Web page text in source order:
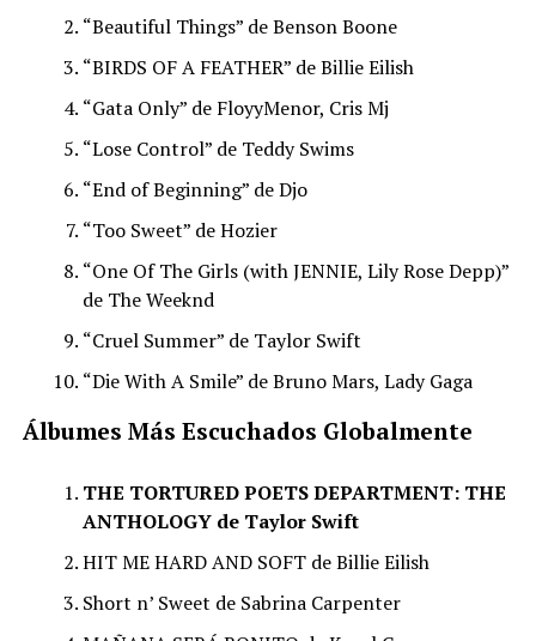
“Beautiful Things” de Benson Boone
“BIRDS OF A FEATHER” de Billie Eilish
“Gata Only” de FloyyMenor, Cris Mj
“Lose Control” de Teddy Swims
“End of Beginning” de Djo
“Too Sweet” de Hozier
“One Of The Girls (with JENNIE, Lily Rose Depp)”
de The Weeknd
“Cruel Summer” de Taylor Swift
“Die With A Smile” de Bruno Mars, Lady Gaga
Álbumes Más Escuchados Globalmente
THE TORTURED POETS DEPARTMENT: THE
ANTHOLOGY de Taylor Swift
HIT ME HARD AND SOFT de Billie Eilish
Short n’ Sweet de Sabrina Carpenter